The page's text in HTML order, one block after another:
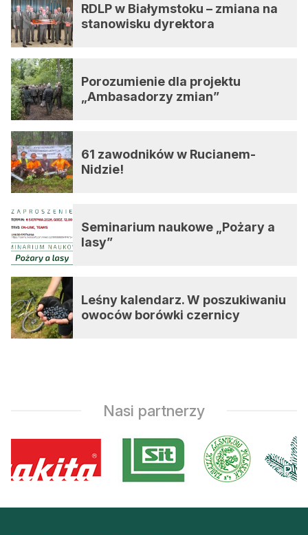
RDLP w Białymstoku – zmiana na
stanowisku dyrektora
Porozumienie dla projektu
„Ambasadorzy zmian”
61 zawodników w Rucianem-
Nidzie!
Seminarium naukowe „Pożary a
lasy”
Leśny kalendarz. W poszukiwaniu
owoców borówki czernicy
Nasi partnerzy